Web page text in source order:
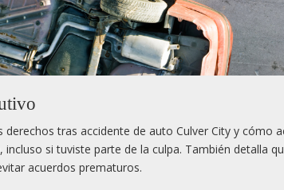
derechos tras accidente de auto Culver City y
incluso si tuviste parte de la culpa. También detalla
acuerdos prematuros.